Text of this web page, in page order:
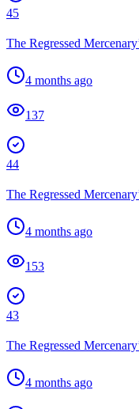
45
The Regressed
4 months ago
137
44
The Regressed
4 months ago
153
43
The Regressed
4 months ago